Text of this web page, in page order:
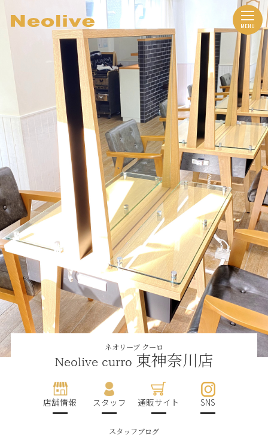
ネオリーブ クーロ
Neolive curro 東神奈川店
店舗情報 スタッフ 通販サイト SNS
スタッフブログ